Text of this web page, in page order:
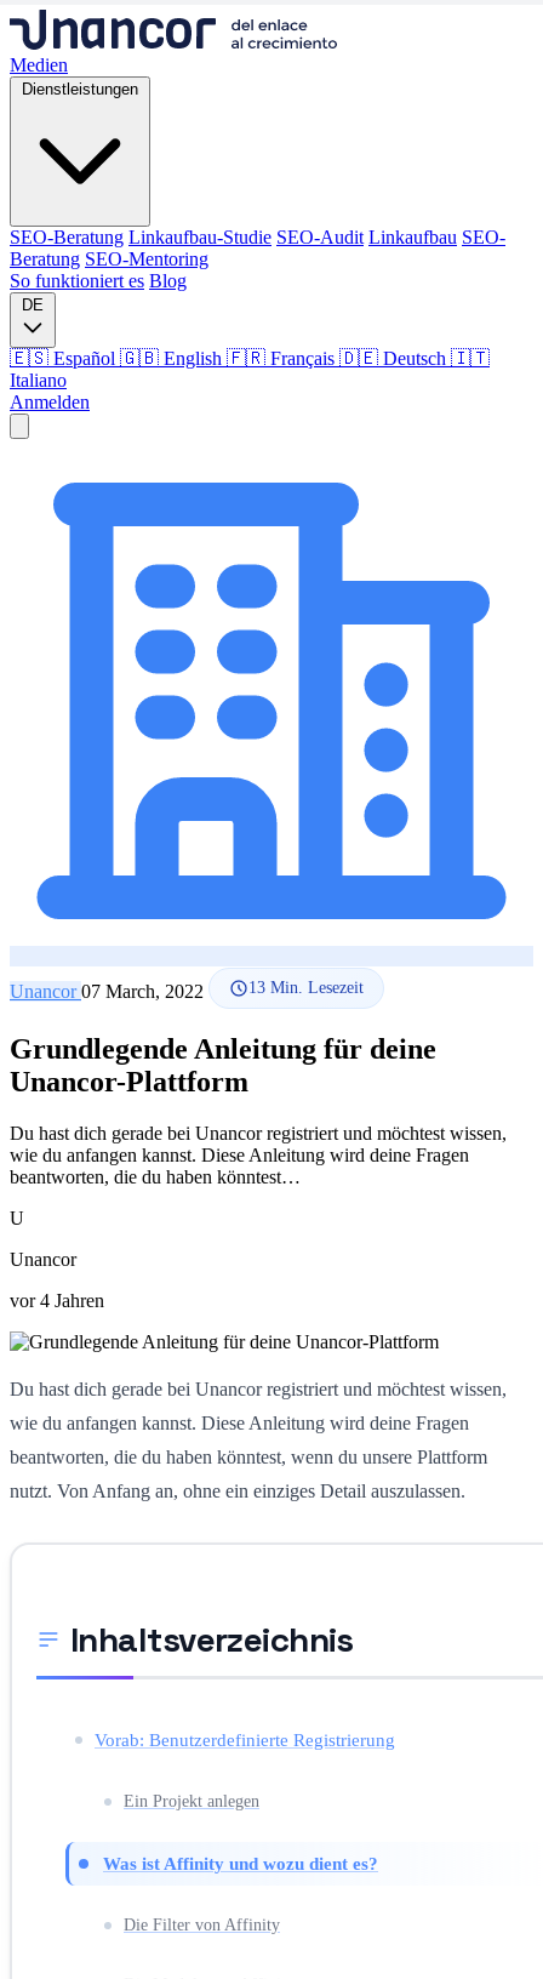
Medien
Dienstleistungen
SEO-Beratung Linkaufbau-Studie SEO-Audit Linkaufbau SEO-
Beratung SEO-Mentoring
So funktioniert es Blog
DE
🇪🇸 Español 🇬🇧 English 🇫🇷 Français 🇩🇪 Deutsch 🇮🇹
Italiano
Anmelden
SEO-Audit Linkaufbau
SEO-
SEO-Mentoring
So funktioniert es
Blog
🇮🇹 IT
Unancor07 March, 2022 13 Min. Lesezeit
Grundlegende Anleitung für deine
Unancor-Plattform
Du hast dich gerade bei Unancor registriert und möchtest wissen,
wie du anfangen kannst. Diese Anleitung wird deine Fragen
beantworten, die du haben könntest…
U
Unancor
vor 4 Jahren
Du hast dich gerade bei Unancor registriert und möchtest wissen,
wie du anfangen kannst. Diese Anleitung wird deine Fragen
beantworten, die du haben könntest, wenn du unsere Plattform
nutzt. Von Anfang an, ohne ein einziges Detail auszulassen.
Inhaltsverzeichnis
Vorab: Benutzerdefinierte Registrierung
Ein Projekt anlegen
Was ist Affinity und wozu dient es?
Die Filter von Affinity